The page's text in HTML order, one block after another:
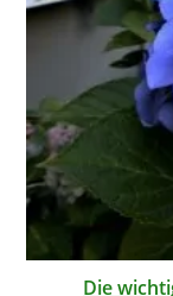
Die